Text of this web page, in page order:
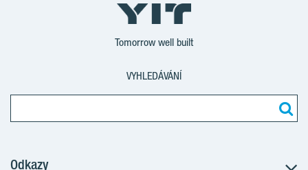
Tomorrow well built
VYHLEDÁVÁNÍ
Odkazy